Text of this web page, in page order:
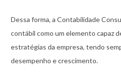
Dessa forma, a Contabilidade
contábil como um elemento capaz
estratégias da empresa, tendo
desempenho e crescimento.